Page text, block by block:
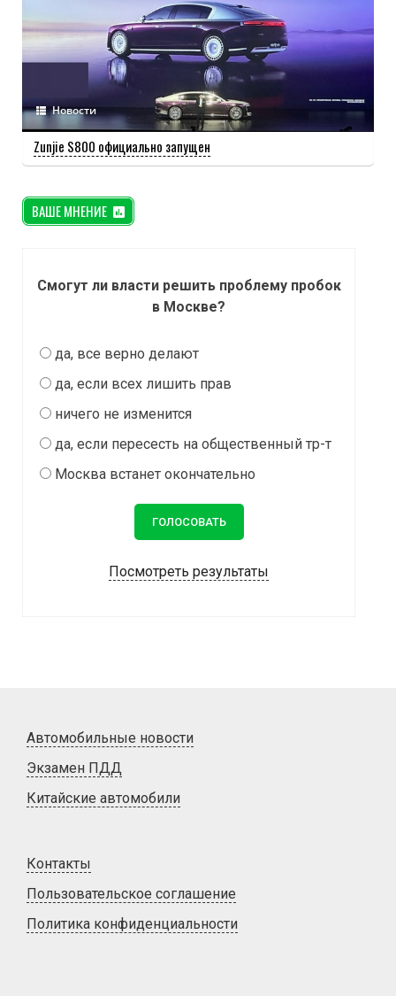
Новости
Zunjie S800 официально запущен
ВАШЕ МНЕНИЕ
Смогут ли власти решить проблему пробок
в Москве?
да, все верно делают
да, если всех лишить прав
ничего не изменится
да, если пересесть на общественный тр-т
Москва встанет окончательно
Посмотреть результаты
Автомобильные новости
Экзамен ПДД
Китайские автомобили
Контакты
Пользовательское соглашение
Политика конфиденциальности